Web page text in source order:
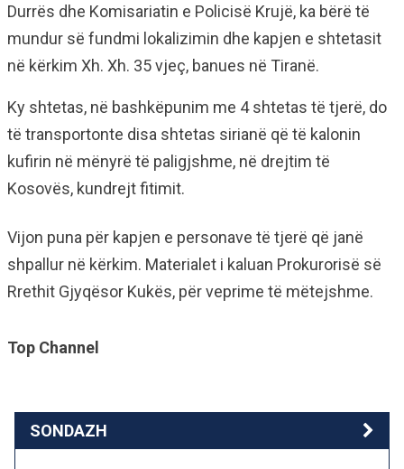
Durrës dhe Komisariatin e Policisë Krujë, ka bërë të
mundur së fundmi lokalizimin dhe kapjen e shtetasit
në kërkim Xh. Xh. 35 vjeç, banues në Tiranë.
Ky shtetas, në bashkëpunim me 4 shtetas të tjerë, do
të transportonte disa shtetas sirianë që të kalonin
kufirin në mënyrë të paligjshme, në drejtim të
Kosovës, kundrejt fitimit.
Vijon puna për kapjen e personave të tjerë që janë
shpallur në kërkim. Materialet i kaluan Prokurorisë së
Rrethit Gjyqësor Kukës, për veprime të mëtejshme.
Top Channel
SONDAZH